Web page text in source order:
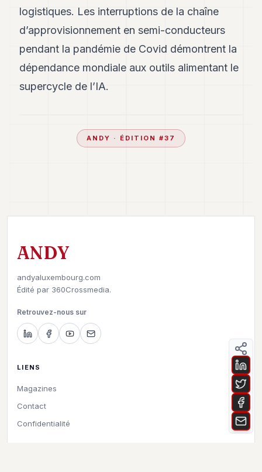
logistiques. Les interruptions de la chaîne
d’approvisionnement en semi-conducteurs
pendant la pandémie de Covid démontrent la
dépendance mondiale aux outils alimentant le
supercycle de l’IA.
ANDY · ÉDITION #37
ANDY
andyaluxembourg.com
Édité par 360Crossmedia.
Retrouvez-nous sur
LIENS
Magazines
Contact
Confidentialité